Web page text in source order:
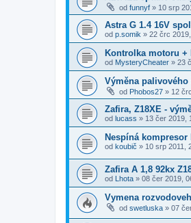
od funnyf » 10 srp
Astra G 1.4 16V
od p.somik » 22 črc
Kontrolka motoru +
od MysteryCheater » 23
Výměna palivového
od Phobos27 » 12
Zafira, Z18XE -
od lucass » 13 čer 2019,
Nespíná
od koubič » 10 srp 2011,
Zafira A 1,8 92kx
od Lhota » 08 čer 2019,
Vymena
od swetluska » 07